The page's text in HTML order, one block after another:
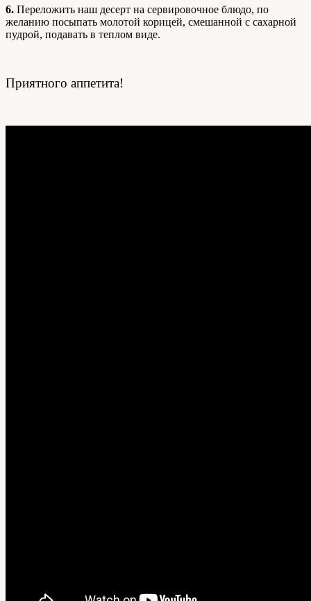
6. Переложить наш десерт на сервировочное блюдо, по
желанию посыпать молотой корицей, смешанной с сахарной
пудрой, подавать в теплом виде.
Приятного аппетита!